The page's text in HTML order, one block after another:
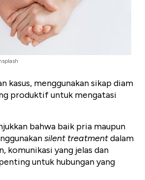
kasus, menggunakan sikap diam
produktif untuk mengatasi
bahwa baik pria maupun
silent treatmentdalam
komunikasi yang jelas dan
untuk hubungan yang